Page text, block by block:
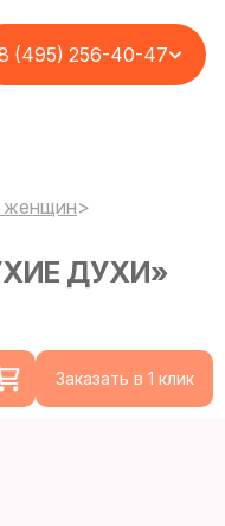
(495) 256-40-47
женщин>
ДУХИ»
Заказать в 1 клик